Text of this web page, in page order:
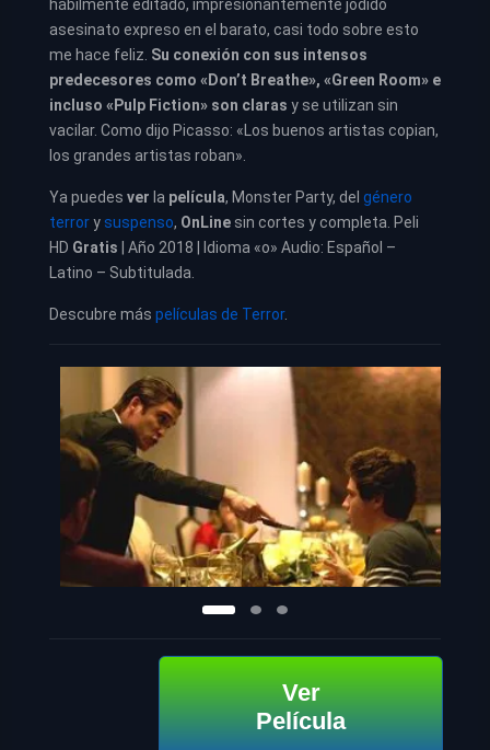
hábilmente editado, impresionantemente jodido
asesinato expreso en el barato, casi todo sobre esto
me hace feliz. Su conexión con sus intensos
predecesores como «Don’t Breathe», «Green Room» e
incluso «Pulp Fiction» son claras y se utilizan sin
vacilar. Como dijo Picasso: «Los buenos artistas copian,
los grandes artistas roban».
Ya puedes ver la película, Monster Party, del género
terrorysuspenso, OnLine sin cortes y completa. Peli
HD Gratis | Año 2018 | Idioma «o» Audio: Español –
Latino – Subtitulada.
Descubre más películas de Terror.
Ver
Película